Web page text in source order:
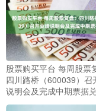
股票购买平台 每周股票
四川路桥（600039）召
说明会及完成中期票据